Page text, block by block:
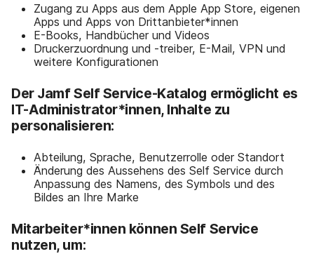
Zugang zu Apps aus dem Apple App Store, eigenen
Apps und Apps von Drittanbieter*innen
E-Books, Handbücher und Videos
Druckerzuordnung und -treiber, E-Mail, VPN und
weitere Konfigurationen
Der Jamf Self Service-Katalog ermöglicht es
IT-Administrator*innen, Inhalte zu
personalisieren:
Abteilung, Sprache, Benutzerrolle oder Standort
Änderung des Aussehens des Self Service durch
Anpassung des Namens, des Symbols und des
Bildes an Ihre Marke
Mitarbeiter*innen können Self Service
nutzen, um: